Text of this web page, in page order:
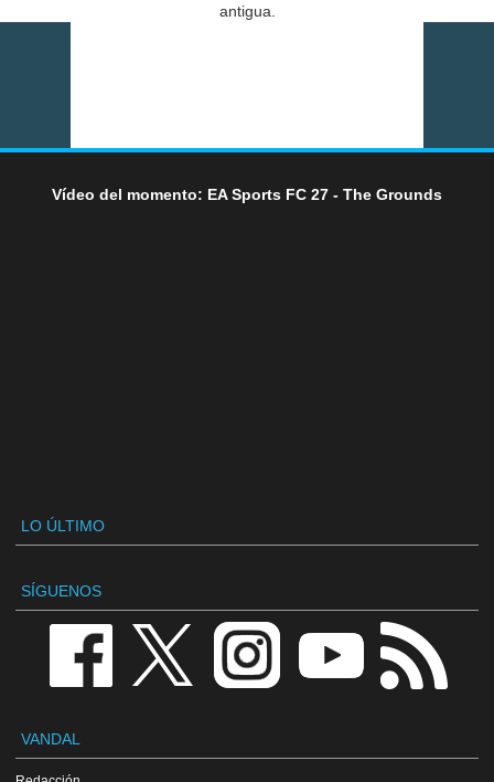
antigua.
Vídeo del momento: EA Sports FC 27 - The Grounds
LO ÚLTIMO
SÍGUENOS
VANDAL